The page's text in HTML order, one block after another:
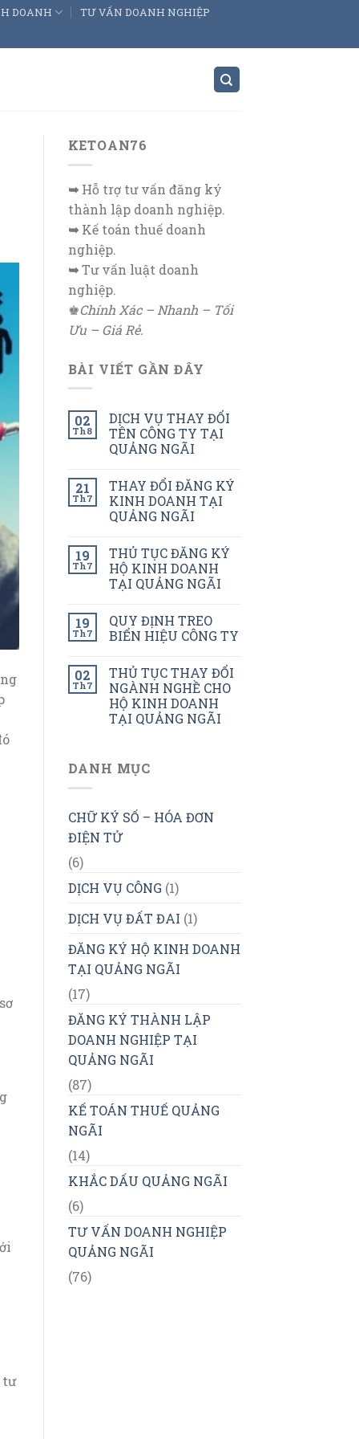
DOANH TƯ VẤN DOANH NGHIỆP
tư
KETOAN76
➥Hỗ trợ tư vấn đăng ký
thành lập doanh nghiệp.
➥Kế toán thuế doanh
nghiệp.
➥Tư vấn luật doanh
nghiệp.
♚Chính Xác – Nhanh – Tối
Ưu – Giá Rẻ.
BÀI VIẾT GẦN ĐÂY
02
Th8
DỊCH VỤ THAY ĐỔI
TÊN CÔNG TY TẠI
QUẢNG NGÃI
21
Th7
THAY ĐỔI ĐĂNG KÝ
KINH DOANH TẠI
QUẢNG NGÃI
19
Th7
THỦ TỤC ĐĂNG KÝ
HỘ KINH DOANH
TẠI QUẢNG NGÃI
19
Th7
QUY ĐỊNH TREO
BIỂN HIỆU CÔNG TY
02
Th7
THỦ TỤC THAY ĐỔI
NGÀNH NGHỀ CHO
HỘ KINH DOANH
TẠI QUẢNG NGÃI
DANH MỤC
CHỮ KÝ SỐ – HÓA ĐƠN
ĐIỆN TỬ
(6)
DỊCH VỤ CÔNG (1)
DỊCH VỤ ĐẤT ĐAI (1)
ĐĂNG KÝ HỘ KINH DOANH
TẠI QUẢNG NGÃI
(17)
ĐĂNG KÝ THÀNH LẬP
DOANH NGHIỆP TẠI
QUẢNG NGÃI
(87)
KẾ TOÁN THUẾ QUẢNG
NGÃI
(14)
KHẮC DẤU QUẢNG NGÃI
(6)
TƯ VẤN DOANH NGHIỆP
QUẢNG NGÃI
(76)